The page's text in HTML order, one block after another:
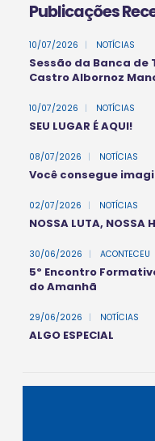
Publicações
10/07/2026 | NOTÍCIAS
Sessão da Banca
Castro Albornoz
10/07/2026 | NOTÍCIAS
SEU LUGAR É AQUI!
08/07/2026 | NOTÍCIAS
Você consegue
02/07/2026 | NOTÍCIAS
NOSSA LUTA, NOSSA
30/06/2026 | ACONTECEU
5º Encontro
do Amanhã
29/06/2026 | NOTÍCIAS
ALGO ESPECIAL